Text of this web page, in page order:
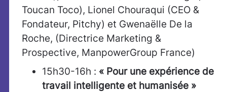
Toucan Toco), Lionel Chouraqui (CEO &
Fondateur, Pitchy) et Gwenaëlle De la
Roche, (Directrice Marketing &
Prospective, ManpowerGroup France)
15h30-16h : « Pour une expérience de
travail intelligente et humanisée »